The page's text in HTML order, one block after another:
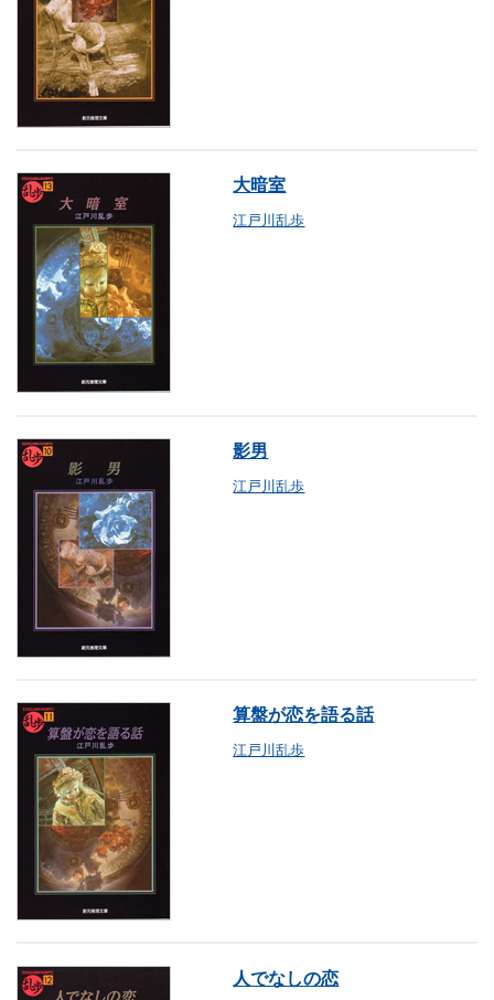
大暗室
江戸川乱歩
影男
江戸川乱歩
算盤が恋を語る話
江戸川乱歩
人でなしの恋